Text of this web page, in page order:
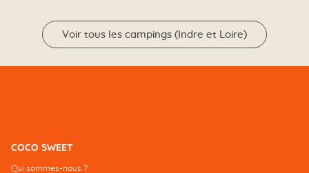
Voir tous les campings (Indre et Loire)
COCO SWEET
Qui sommes-nous ?